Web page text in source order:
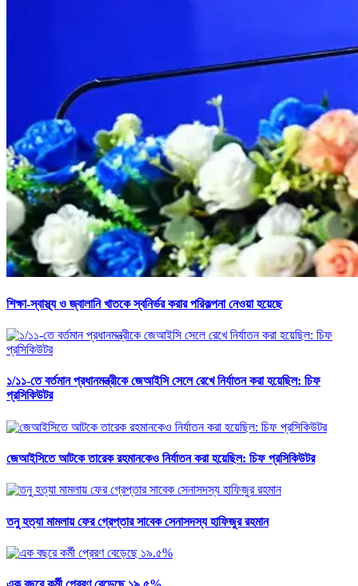
শিক্ষা-স্বাস্থ্য ও জ্বালানি খাতকে স্বনির্ভর করার পরিকল্পনা নেওয়া হয়েছে
১/১১-তে বর্তমান প্রধানমন্ত্রীকে জেআইসি সেলে রেখে নির্যাতন করা হয়েছিল: চিফ
প্রসিকিউটর
জেআইসিতে আটকে তারেক রহমানকেও নির্যাতন করা হয়েছিল: চিফ প্রসিকিউটর
তনু হত্যা মামলায় ফের গ্রেপ্তার সাবেক সেনাসদস্য হাফিজুর রহমান